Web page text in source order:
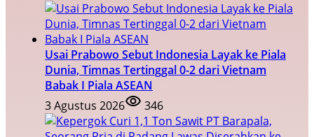
Usai Prabowo Sebut Indonesia Layak ke Piala
Dunia, Timnas Tertinggal 0-2 dari Vietnam
Babak I Piala ASEAN
3 Agustus 2026
346